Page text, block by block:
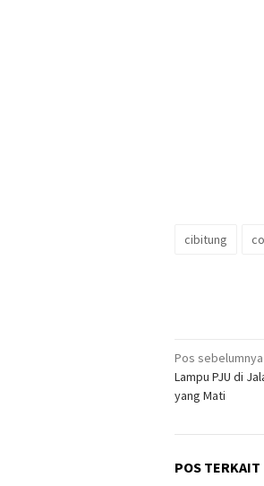
cibitung
Navigasi
pos
Pos sebelumnya
Lampu PJU di
yang Mati
POS TERKAIT